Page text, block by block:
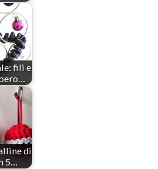
fili e
di
5…